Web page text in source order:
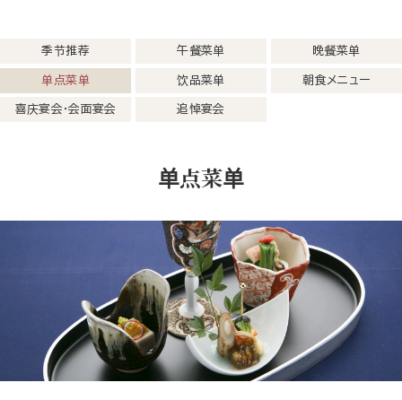
季节推荐 午餐菜单 晚餐菜单
单点菜单 饮品菜单 朝食メニュー
喜庆宴会・会面宴会 追悼宴会
单点菜单